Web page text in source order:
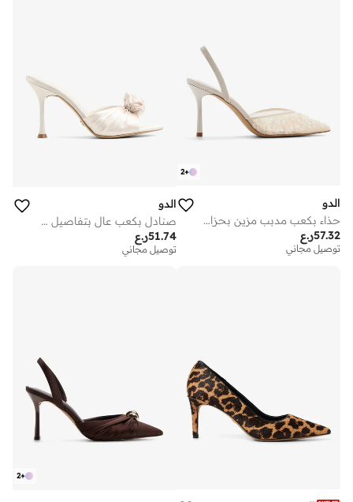
+
2
الدو
حذاء بكعب مدبب مزين بحزام للكاحل
ر.ع57.32
توصيل مجاني
الدو
صنادل بكعب عالٍ بتفاصيل فيونكة
ر.ع51.74
توصيل مجاني
+
2